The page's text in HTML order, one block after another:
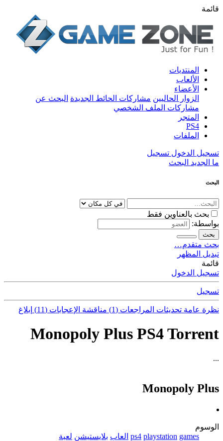
قائمة
المنتديات
الألعاب
الأعضاء
الزوار الحاليين مشاركات الحائط الجديدة البحث عن
مشاركات الملف الشخصي
المتجر
PS4
الملفات
تسجيل الدخول تسجيل
ما الجديد البحث
البحث
بحث بالعناوين فقط
بواسطة:
بحث
بحث متقدم…
تبديل المظهر
قائمة
تسجيل الدخول
تسجيل
نظرة عامة تحديثات المراجعات (1) مناقشة الإعجابات (11) إبلاغ
Monopoly Plus PS4 Torrent
...
Monopoly Plus
الوسوم
games
playstation
ps4 العاب بلايستيشن لعبة